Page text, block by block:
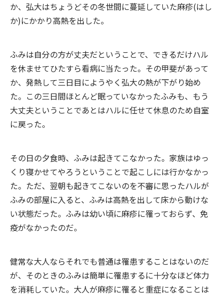
か、弘大はちょうどその冬世間に蔓延していた麻疹(はし
か)にかかり高熱を出した。
ふみは自分の方が丈夫だということで、できるだけハル
を休ませてひたすら看病に当たった。その甲斐があって
か、発熱して三日目にようやく弘大の熱が下がり始め
た。この三日間ほとんど眠っていなかったふみも、もう
大丈夫ということであとはハルに任せて休息のため自室
に戻った。
その日の夕食時、ふみは起きてこなかった。家族はゆっ
くり寝かせてやろうということで起こしには行かなかっ
た。ただ、翌朝も起きてこないのを不審に思ったハルが
ふみの部屋に入ると、ふみは高熱を出して床から動けな
い状態だった。ふみは幼い頃に麻疹に罹っておらず、免
疫がなかったのだ。
健常な大人ならそれでも普通は罹患することはないのだ
が、そのときのふみは簡単に罹患するに十分なほど体力
を消耗していた。大人が麻疹に罹ると重症になることは